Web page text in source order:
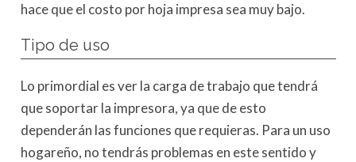
hace que el costo por hoja impresa sea muy bajo.
Tipo de uso
Lo primordial es ver la carga de trabajo que tendrá
que soportar la impresora, ya que de esto
dependerán las funciones que requieras. Para un uso
hogareño, no tendrás problemas en este sentido y